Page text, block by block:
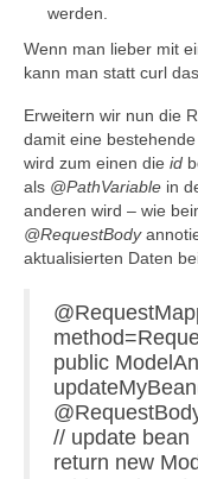
werden.
Wenn man lieber mit
kann man statt curl
Erweitern wir nun die
damit eine bestehende
wird zum einen die id
als @PathVariable in
anderen wird – wie
@RequestBody
aktualisierten Daten
public
// update bean
return new